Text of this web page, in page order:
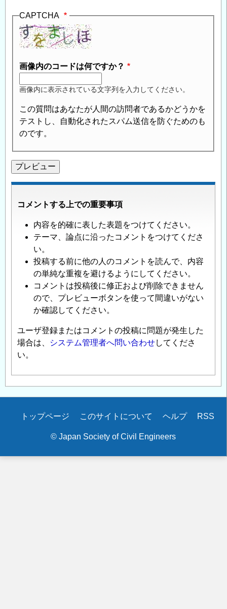
の
返
信
CAPTCHA
画像内のコードは何ですか？
画像内に表示されている文字列を入力してください。
この質問はあなたが人間の訪問者であるかどうかを
テストし、自動化されたスパム送信を防ぐためのも
のです。
コメントする上での重要事項
内容を的確に表した表題をつけてください。
テーマ、論点に沿ったコメントをつけてくださ
い。
投稿する前に他の人のコメントを読んで、内容
の単純な重複を避けるようにしてください。
コメントは投稿後に修正および削除できません
ので、プレビューボタンを使って間違いがない
か確認してください。
ユーザ登録またはコメントの投稿に問題が発生した
場合は、
システム管理者へ問い合わせしてくださ
い。
Secondary
トップページ このサイトについて ヘルプ RSS
© Japan Society of Civil Engineers